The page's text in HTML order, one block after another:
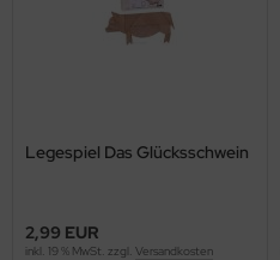
Legespiel Das Glücksschwein
2,99 EUR
inkl. 19 % MwSt. zzgl. Versandkosten